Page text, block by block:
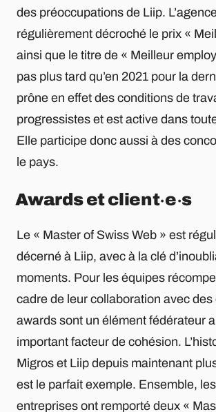
des préoccupations de Liip.
régulièrement décroché le prix «
ainsi que le titre de « Meilleur
pas plus tard qu’en 2021 pour la
prône en effet des conditions de
progressistes et est active dans
Elle participe donc aussi à des
le pays.
Awards et client∙e∙s
Le « Master of Swiss Web » est
décerné à Liip, avec à la clé
moments. Pour les équipes
cadre de leur collaboration avec des
awards sont un élément fédérateur
important facteur de cohésion.
Migros et Liip depuis maintenant
est le parfait exemple. Ensemble,
entreprises ont remporté deux «